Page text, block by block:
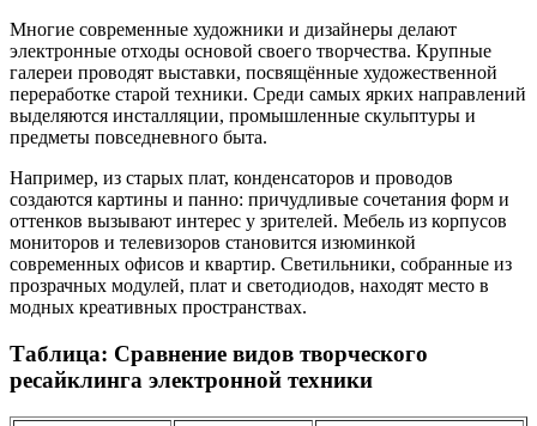
Многие современные художники и дизайнеры делают
электронные отходы основой своего творчества. Крупные
галереи проводят выставки, посвящённые художественной
переработке старой техники. Среди самых ярких направлений
выделяются инсталляции, промышленные скульптуры и
предметы повседневного быта.
Например, из старых плат, конденсаторов и проводов
создаются картины и панно: причудливые сочетания форм и
оттенков вызывают интерес у зрителей. Мебель из корпусов
мониторов и телевизоров становится изюминкой
современных офисов и квартир. Светильники, собранные из
прозрачных модулей, плат и светодиодов, находят место в
модных креативных пространствах.
Таблица: Сравнение видов творческого
ресайклинга электронной техники